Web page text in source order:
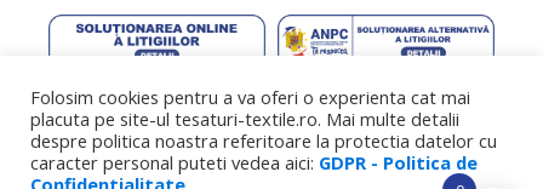
web design by DowMedia |gazduire webby SpeedHost
Folosim cookies pentru a va oferi o experienta cat mai
placuta pe site-ul tesaturi-textile.ro. Mai multe detalii
despre politica noastra referitoare la protectia datelor cu
caracter personal puteti vedea aici: GDPR - Politica de
Confidentialitate